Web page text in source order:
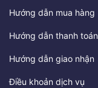
Hướng dẫn mua hàng
Hướng dẫn thanh toán
Hướng dẫn giao nhận
Điều khoản dịch vụ